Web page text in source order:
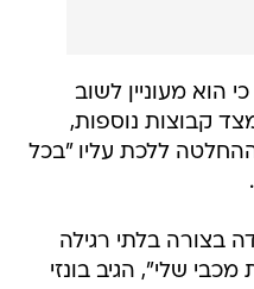
הוא מעוניין לשוב
קבוצות נוספות,
ללכת עליו "בכל
בצורה בלתי רגילה
שלי", הגיב בונזי